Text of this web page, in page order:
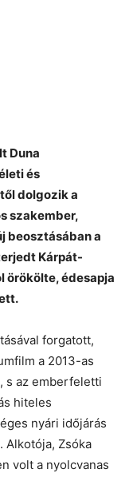
Duna
és
dolgozik a
szakember,
beosztásában a
Kárpát-
örökölte, édesapja
forgatott,
a 2013-as
s az emberfeletti
hiteles
nyári időjárás
Alkotója, Zsóka
volt a nyolcvanas